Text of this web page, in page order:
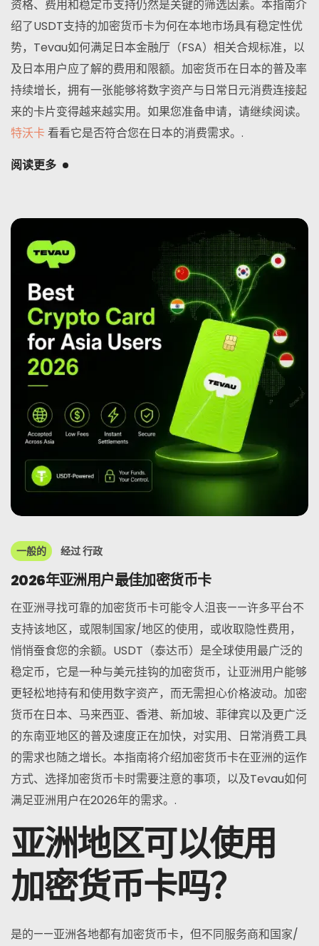
资格、费用和稳定币支持仍然是关键的筛选因素。本指南介
绍了USDT支持的加密货币卡为何在本地市场具有稳定性优
势，Tevau如何满足日本金融厅（FSA）相关合规标准，以
及日本用户应了解的费用和限额。加密货币在日本的普及率
持续增长，拥有一张能够将数字资产与日常日元消费连接起
来的卡片变得越来越实用。如果您准备申请，请继续阅读。
特沃卡看看它是否符合您在日本的消费需求。.
阅读更多
一般的 经过行政
2026年亚洲用户最佳加密货币卡
在亚洲寻找可靠的加密货币卡可能令人沮丧——许多平台不
支持该地区，或限制国家/地区的使用，或收取隐性费用，
悄悄蚕食您的余额。USDT（泰达币）是全球使用最广泛的
稳定币，它是一种与美元挂钩的加密货币，让亚洲用户能够
更轻松地持有和使用数字资产，而无需担心价格波动。加密
货币在日本、马来西亚、香港、新加坡、菲律宾以及更广泛
的东南亚地区的普及速度正在加快，对实用、日常消费工具
的需求也随之增长。本指南将介绍加密货币卡在亚洲的运作
方式、选择加密货币卡时需要注意的事项，以及Tevau如何
满足亚洲用户在2026年的需求。.
亚洲地区可以使用
加密货币卡吗？
是的——亚洲各地都有加密货币卡，但不同服务商和国家/